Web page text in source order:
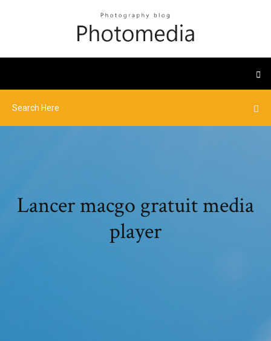
Lancer macgo gratuit media
player